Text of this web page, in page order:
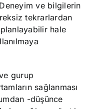
ve bilgilerin
tekrarlardan
hale
gurup
sağlanması
-düşünce